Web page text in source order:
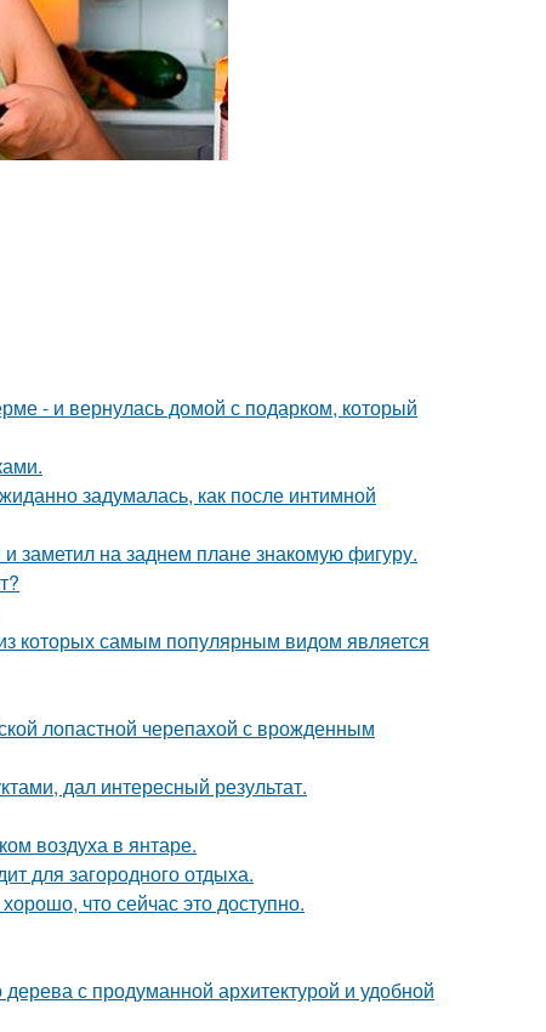
- и вернулась домой с подарком, который
задумалась, как после интимной
на заднем плане знакомую фигуру.
которых самым популярным видом является
лопастной черепахой с врожденным
дал интересный результат.
воздуха в янтаре.
для загородного отдыха.
что сейчас это доступно.
с продуманной архитектурой и удобной